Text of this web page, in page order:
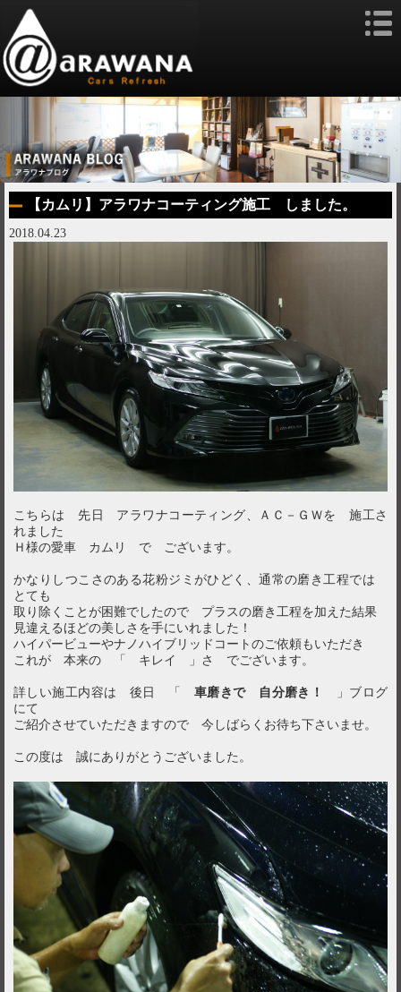
【カムリ】アラワナコーティング施工 しました。
2018.04.23
こちらは 先日 アラワナコーティング、ＡＣ－ＧＷを 施工さ
れました
Ｈ様の愛車 カムリ で ございます。
かなりしつこさのある花粉ジミがひどく、通常の磨き工程では
とても
取り除くことが困難でしたので プラスの磨き工程を加えた結果
見違えるほどの美しさを手にいれました！
ハイパービューやナノハイブリッドコートのご依頼もいただき
これが 本来の 「 キレイ 」さ でございます。
詳しい施工内容は 後日 「 車磨きで 自分磨き！
」ブログ
にて
ご紹介させていただきますので 今しばらくお待ち下さいませ。
この度は 誠にありがとうございました。